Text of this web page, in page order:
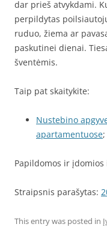
dar prieš atvykdami.
perpildytas
ruduo, žiema ar
paskutinei dienai.
šventėmis.
Taip pat skaitykite:
Nustebino
apartamentuose;
Papildomos ir
Straipsnis parašytas:
This entry was posted in